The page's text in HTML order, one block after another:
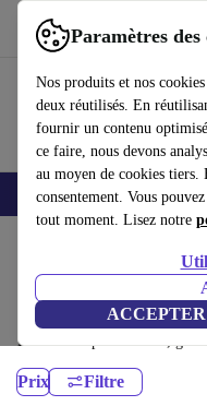
Paramètres des
Nos produits et nos
deux réutilisés. En
fournir un contenu
ce faire, nous devons
au moyen de cookies tiers.
consentement. Vous
tout moment. Lisez notre
Utilisez refurbed rapidement
Smartphones Laptops
Appareils de cuisine:
Appareils de cuisine
Le choix le plus durable,
Prix Filtre